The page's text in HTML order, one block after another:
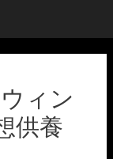
ィン
供養